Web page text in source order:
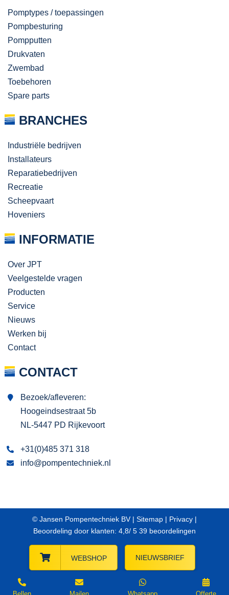
Pomptypes / toepassingen
Pompbesturing
Pompputten
Drukvaten
Zwembad
Toebehoren
Spare parts
BRANCHES
Industriële bedrijven
Installateurs
Reparatiebedrijven
Recreatie
Scheepvaart
Hoveniers
INFORMATIE
Over JPT
Veelgestelde vragen
Producten
Service
Nieuws
Werken bij
Contact
CONTACT
Bezoek/afleveren:
Hoogeindsestraat 5b
NL-5447 PD Rijkevoort
+31(0)485 371 318
info@pompentechniek.nl
© Jansen Pompentechniek BV | Sitemap | Privacy |
Beoordeling door klanten: 4,8/ 5 39 beoordelingen
WEBSHOP NIEUWSBRIEF